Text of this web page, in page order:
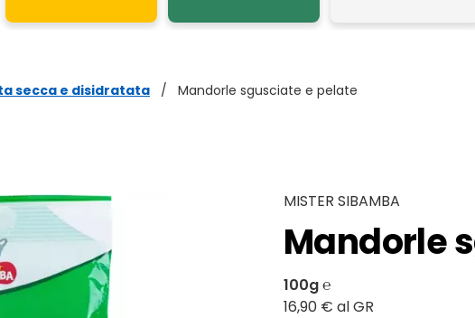
secca e disidratata / Mandorle sgusciate e pelate
MISTER SIBAMBA
Mandorle
100g ℮
16,90 € al GR